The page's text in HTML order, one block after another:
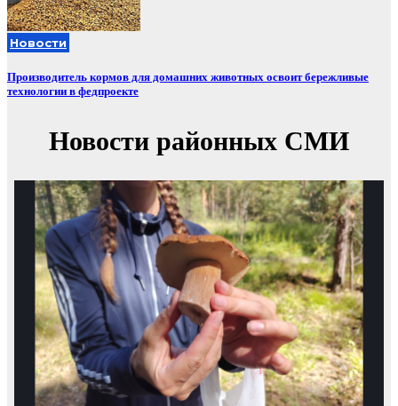
Новости
Производитель кормов для домашних животных освоит бережливые
технологии в федпроекте